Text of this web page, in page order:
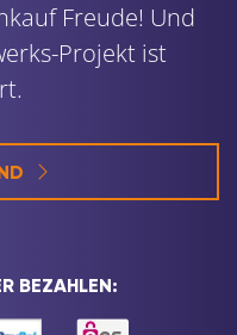
Freude! Und
Projekt ist
BEZAHLEN: